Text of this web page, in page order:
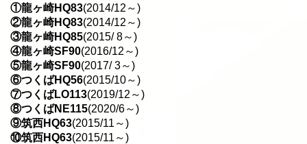
①龍ヶ崎HQ83(2014/12～)
②龍ヶ崎HQ83(2014/12～)
③龍ヶ崎HQ85(2015/ 8～)
④龍ヶ崎SF90(2016/12～)
⑤龍ヶ崎SF90(2017/ 3～)
⑥つくばHQ56(2015/10～)
⑦つくばLO113(2019/12～)
⑧つくばNE115(2020/6～)
⑨筑西HQ63(2015/11～)
⑩筑西HQ63(2015/11～)